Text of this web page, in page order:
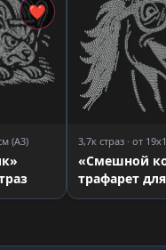
❤
(A3) 3,7к страз · от
«Смешной
трафарет